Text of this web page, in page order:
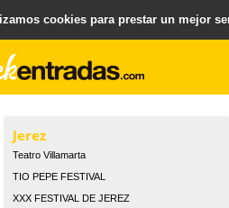
para la Venta y Gestion de Entradas .
Jerez
Teatro Villamarta
TIO PEPE FESTIVAL
XXX FESTIVAL DE JEREZ
cookies para prestar un mejor